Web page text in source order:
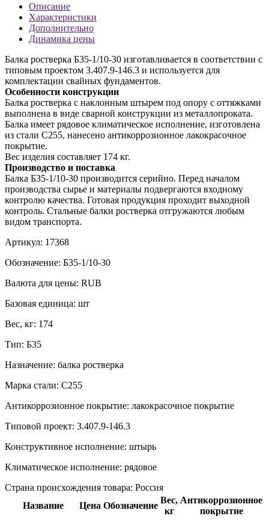
Описание
Характеристики
Дополнительно
Динамика цены
Балка ростверка Б35-1/10-30 изготавливается в соответствии с
типовым проектом 3.407.9-146.3 и используется для
комплектации свайных фундаментов.
Особенности конструкции
Балка ростверка с наклонным штырем под опору с оттяжками
выполнена в виде сварной конструкции из металлопроката.
Балка имеет рядовое климатическое исполнение, изготовлена
из стали С255, нанесено антикоррозионное лакокрасочное
покрытие.
Вес изделия составляет 174 кг.
Производство и поставка
Балка Б35-1/10-30 производится серийно. Перед началом
производства сырье и материалы подвергаются входному
контролю качества. Готовая продукция проходит выходной
контроль. Стальные балки ростверка отгружаются любым
видом транспорта.
Артикул: 17368
Обозначение: Б35-1/10-30
Валюта для цены: RUB
Базовая единица: шт
Вес, кг: 174
Тип: Б35
Назначение: балка ростверка
Марка стали: С255
Антикоррозионное покрытие: лакокрасочное покрытие
Типовой проект: 3.407.9-146.3
Конструктивное исполнение: штырь
Климатическое исполнение: рядовое
Страна происхождения товара: Россия
Название
Цена Обозначение
Вес,
кг
Антикоррозионное
покрытие